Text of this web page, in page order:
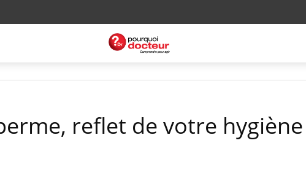
reflet de votre hygiène